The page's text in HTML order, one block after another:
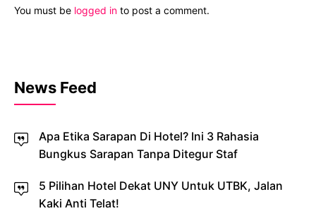
You must be logged in to post a comment.
News Feed
Apa Etika Sarapan Di Hotel? Ini 3 Rahasia
Bungkus Sarapan Tanpa Ditegur Staf
5 Pilihan Hotel Dekat UNY Untuk UTBK, Jalan
Kaki Anti Telat!